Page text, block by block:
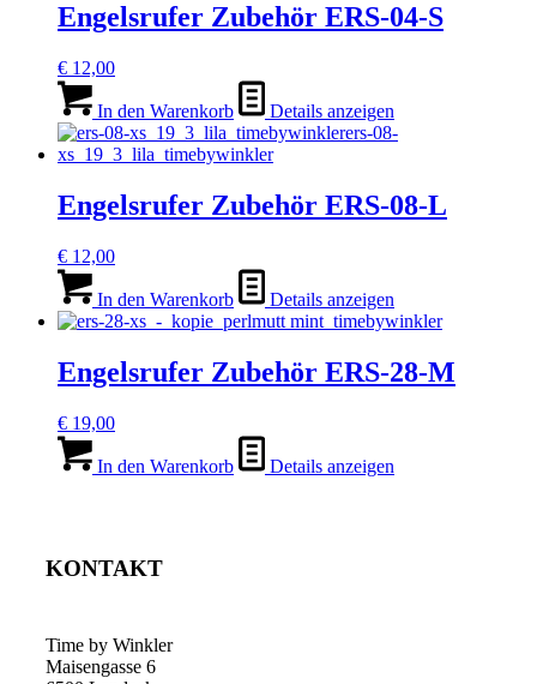
Engelsrufer Zubehör ERS-04-S
€ 12,00
In den Warenkorb Details anzeigen
Engelsrufer Zubehör ERS-08-L
€ 12,00
In den Warenkorb Details anzeigen
Engelsrufer Zubehör ERS-28-M
€ 19,00
In den Warenkorb Details anzeigen
KONTAKT
Time by Winkler
Maisengasse 6